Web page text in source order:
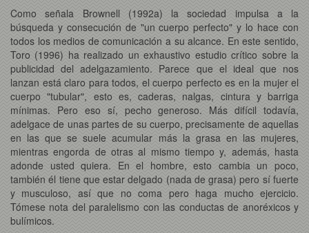
Como señala Brownell (1992a) la sociedad impulsa a la
búsqueda y consecución de "un cuerpo perfecto" y lo hace con
todos los medios de comunicación a su alcance. En este sentido,
Toro (1996) ha realizado un exhaustivo estudio crítico sobre la
publicidad del adelgazamiento. Parece que el ideal que nos
lanzan está claro para todos, el cuerpo perfecto es en la mujer el
cuerpo "tubular", esto es, caderas, nalgas, cintura y barriga
mínimas. Pero eso sí, pecho generoso. Más difícil todavía,
adelgace de unas partes de su cuerpo, precisamente de aquellas
en las que se suele acumular más la grasa en las mujeres,
mientras engorda de otras al mismo tiempo y, además, hasta
adonde usted quiera. En el hombre, esto cambia un poco,
también él tiene que estar delgado (nada de grasa) pero sí fuerte
y musculoso, así que no coma pero haga mucho ejercicio.
Tómese nota del paralelismo con las conductas de anoréxicos y
bulímicos.